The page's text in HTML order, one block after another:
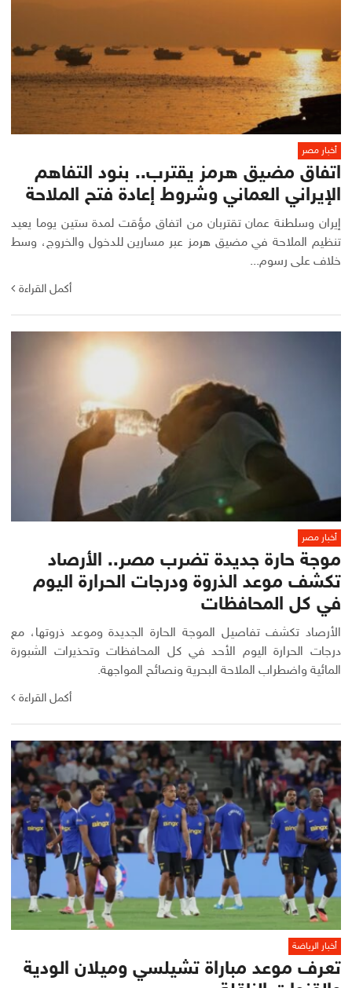
أخبار مصر
اتفاق مضيق هرمز يقترب.. بنود التفاهم
الإيراني العماني وشروط إعادة فتح الملاحة
إيران وسلطنة عمان تقتربان من اتفاق مؤقت لمدة ستين يوما يعيد
تنظيم الملاحة في مضيق هرمز عبر مسارين للدخول والخروج، وسط
خلاف على رسوم...
أكمل القراءة
أخبار مصر
موجة حارة جديدة تضرب مصر.. الأرصاد
تكشف موعد الذروة ودرجات الحرارة اليوم
في كل المحافظات
الأرصاد تكشف تفاصيل الموجة الحارة الجديدة وموعد ذروتها، مع
درجات الحرارة اليوم الأحد في كل المحافظات وتحذيرات الشبورة
المائية واضطراب الملاحة البحرية ونصائح المواجهة.
أكمل القراءة
أخبار الرياضة
تعرف موعد مباراة تشيلسي وميلان الودية